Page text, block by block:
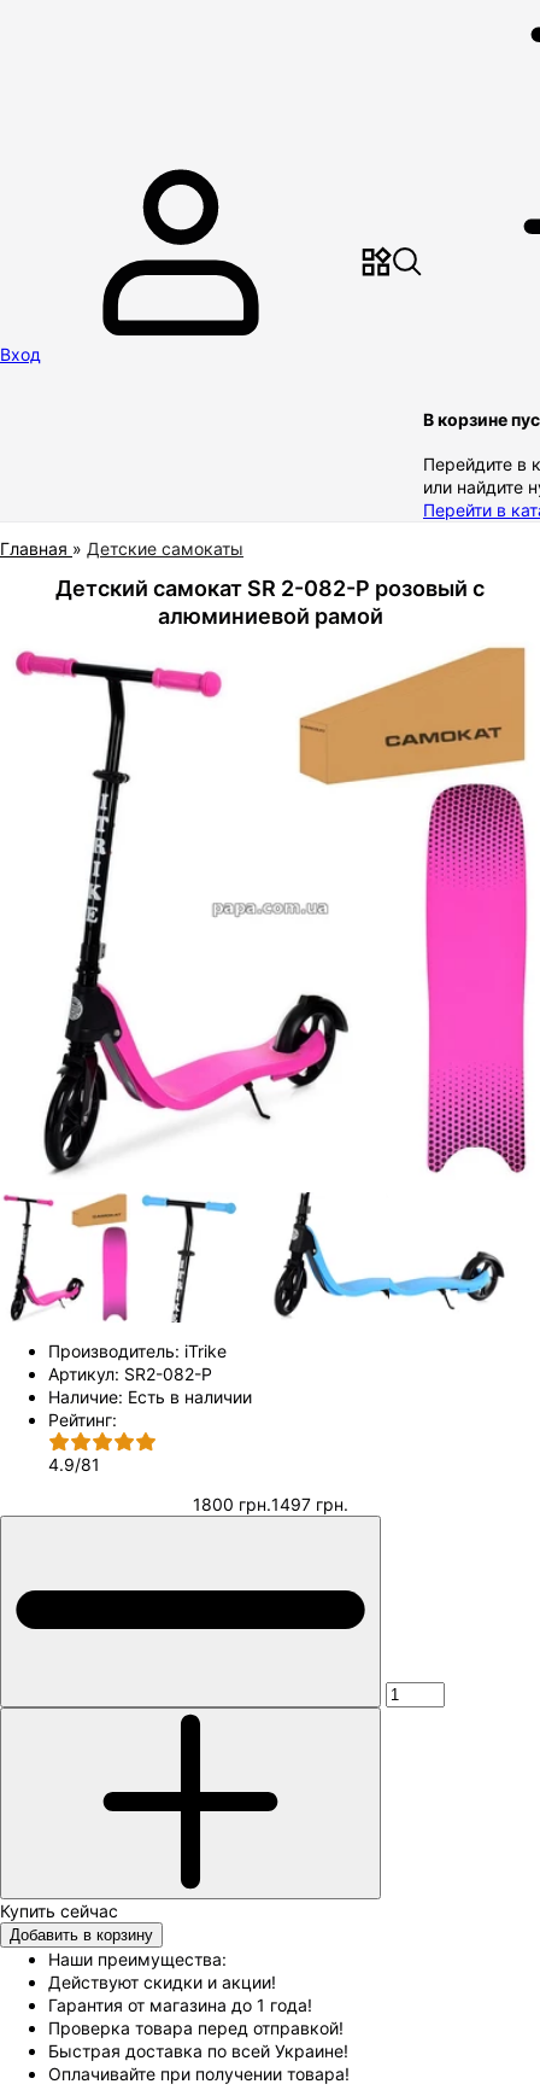
Вход
В корзине
Перейдите в
или найдите
Перейти в
Главная » Детские самокаты
Детский самокат SR 2-082-P розовый с
алюминиевой рамой
Производитель: iTrike
Артикул: SR2-082-P
Наличие: Есть в наличии
Рейтинг:
4.9/81
1800 грн.1497 грн.
Добавить в корзину
Наши преимущества:
Действуют скидки и акции!
Гарантия от магазина до 1 года!
Проверка товара перед отправкой!
Быстрая доставка по всей Украине!
Оплачивайте при получении товара!